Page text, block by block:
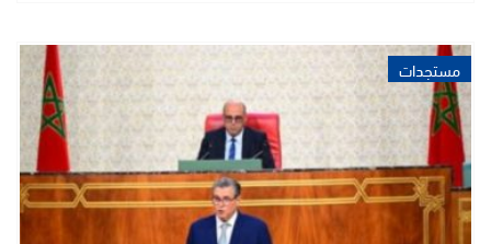
مستجدات